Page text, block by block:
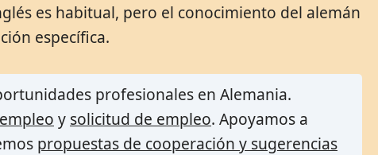
es habitual, pero el conocimiento del alemán
específica.
profesionales en Alemania.
empleo y solicitud de empleo. Apoyamos a
propuestas de cooperación y sugerencias